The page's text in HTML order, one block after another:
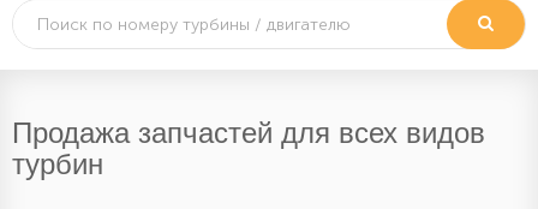
Продажа запчастей для всех видов
турбин